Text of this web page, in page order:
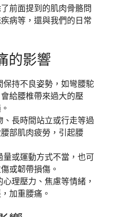
前面提到的肌肉骨骼問
病等，還與我們的日常
的影響
保持不良姿勢，如彎腰駝
給腰椎帶來過大的壓
、長時間站立或行走等過
部肌肉疲勞，引起腰
量或運動方式不當，也可
或韌帶損傷。
心理壓力、焦慮等情緒，
加重腰痛。